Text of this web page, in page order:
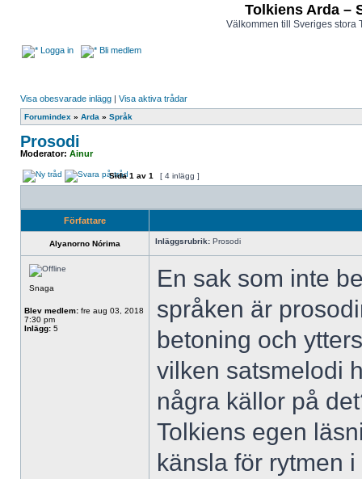
Tolkiens Arda –
Välkommen till Sveriges stora
Logga in Bli medlem
Visa obesvarade inlägg | Visa aktiva trådar
Forumindex » Arda » Språk
Prosodi
Moderator: Ainur
Sida1 av 1 [ 4 inlägg ]
Författare
Alyanorno Nórima Inläggsrubrik: Prosodi
Snaga
Blev medlem: fre aug 03, 2018
7:30 pm
Inlägg: 5
En sak som inte
språken är
betoning och
vilken satsmelodi
några källor på
Tolkiens egen
känsla för rytmen